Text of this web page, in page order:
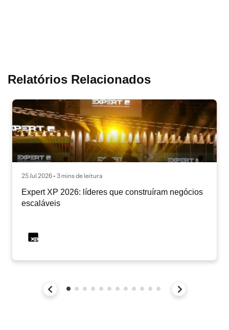
Relatórios Relacionados
25 Jul 2026 • 3 mins de leitura
Expert XP 2026: líderes que construíram negócios
escaláveis